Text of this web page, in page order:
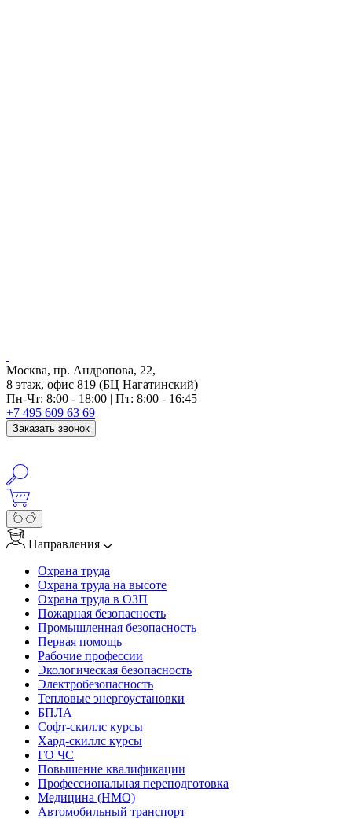
Москва, пр. Андропова, 22,
8 этаж, офис 819 (БЦ Нагатинский)
Пн-Чт: 8:00 - 18:00 | Пт: 8:00 - 16:45
+7 495 609 63 69
Заказать звонок
Направления
Охрана труда
Охрана труда на высоте
Охрана труда в ОЗП
Пожарная безопасность
Промышленная безопасность
Первая помощь
Рабочие профессии
Экологическая безопасность
Электробезопасность
Тепловые энергоустановки
БПЛА
Софт-скиллс курсы
Хард-скиллс курсы
ГО ЧС
Повышение квалификации
Профессиональная переподготовка
Медицина (НМО)
Автомобильный транспорт